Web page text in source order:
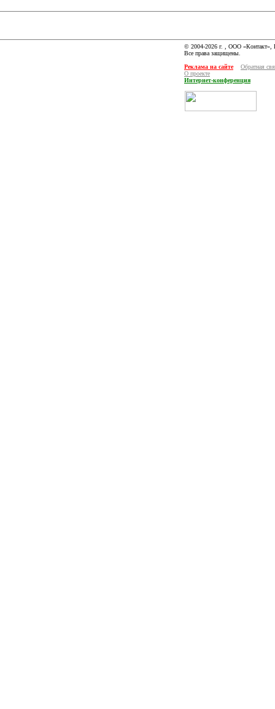
© 2004-2026 г. , ООО «Контакт»,
Все права защищены.
Реклама на сайте
Обратная
О проекте
Интернет-конференция